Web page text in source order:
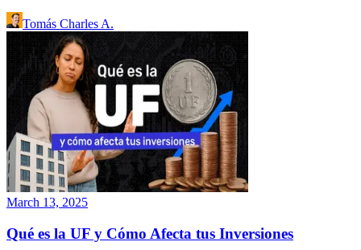
Tomás Charles A.
March 13, 2025
Qué es la UF y Cómo Afecta tus Inversiones